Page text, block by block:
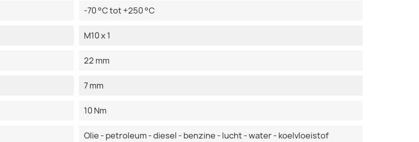
-70 °C tot +250 °C
M10 x 1
22 mm
7 mm
10 Nm
Olie - petroleum - diesel - benzine - lucht - water - koelvloeistof